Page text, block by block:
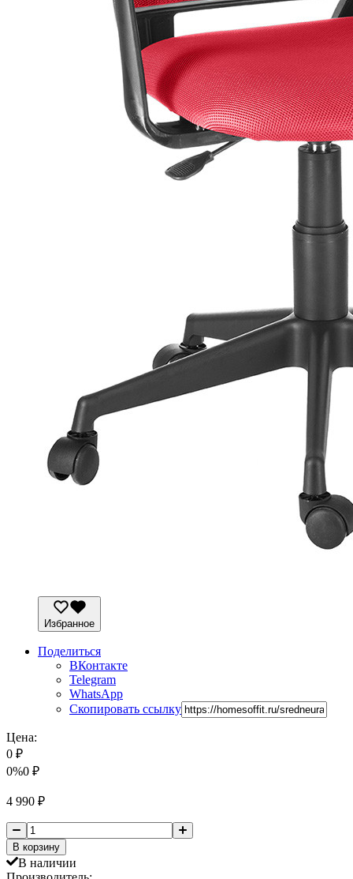
Избранное
Поделиться
ВКонтакте
Telegram
WhatsApp
Скопировать ссылку
Цена:
0 ₽
0%0 ₽
4 990 ₽
В корзину
В наличии